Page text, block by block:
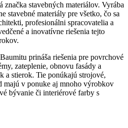
značka stavebných materiálov. Vyrába
stavebné materiály pre všetko, čo sa
profesionálni spracovatelia a
a inovatívne riešenia tejto
prináša riešenia pre povrchové
zateplenie, obnovu fasády a
a stierok. Tie ponúkajú strojové,
majú v ponuke aj mnoho výrobkov
bývanie či interiérové farby s